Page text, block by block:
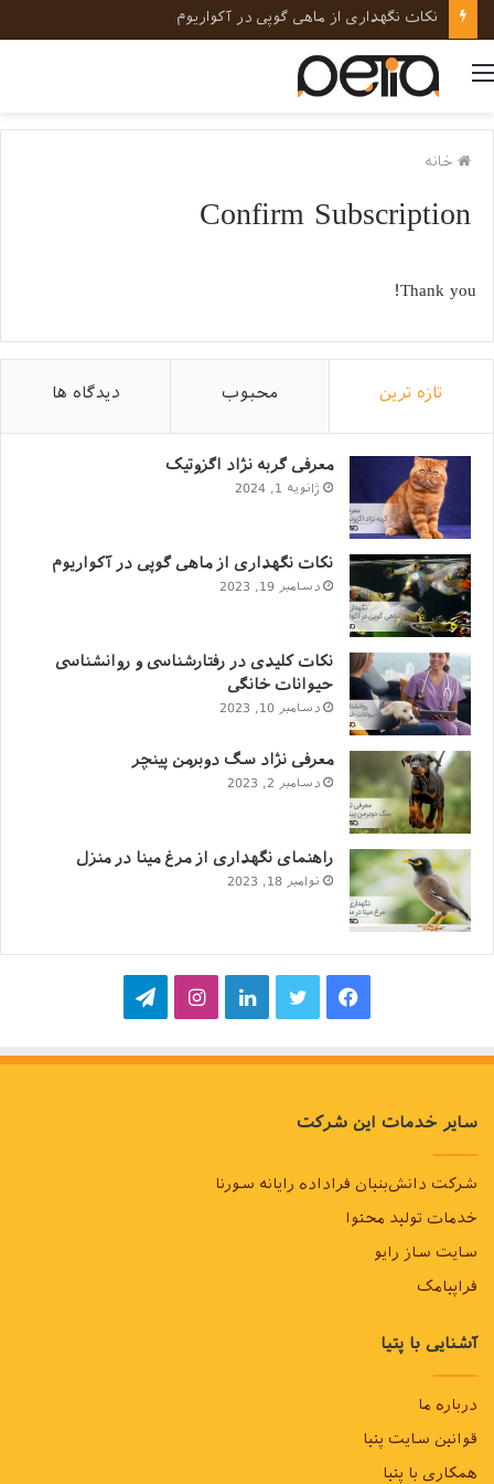
نکات نگهداری از ماهی گوپی در آکواریوم
منو
خانه
Confirm Subscription
Thank you!
تازه ترین محبوب دیدگاه ها
معرفی گربه نژاد اگزوتیک
ژانویه 1, 2024
نکات نگهداری از ماهی گوپی در آکواریوم
دسامبر 19, 2023
نکات کلیدی در رفتارشناسی و روانشناسی
حیوانات خانگی
دسامبر 10, 2023
معرفی نژاد سگ دوبرمن پینچر
دسامبر 2, 2023
راهنمای نگهداری از مرغ مینا در منزل
نوامبر 18, 2023
فیسبوکتوییترلینکدایناینستاگرام
تلگرام
سایر خدمات این شرکت
شرکت دانش‌بنیان فراداده رایانه سورنا
خدمات تولید محتوا
سایت ساز رایو
فراپیامک
آشنایی با پتیا
درباره ما
قوانین سایت پتیا
همکاری با پتیا